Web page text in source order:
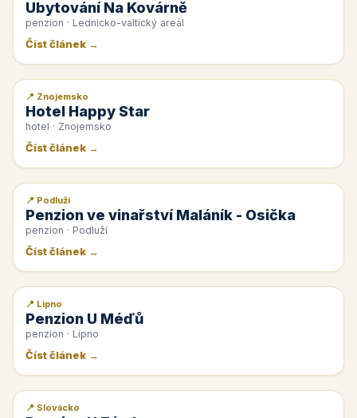
Ubytování Na Kovárně
penzion · Lednicko-valtický areál
Číst článek →
📰 PR článek
📍 Znojemsko
Hotel Happy Star
hotel · Znojemsko
Číst článek →
📰 PR článek
📍 Podluží
Penzion ve vinařství Maláník - Osička
penzion · Podluží
Číst článek →
📰 PR článek
📍 Lipno
Penzion U Méďů
penzion · Lipno
Číst článek →
📰 PR článek
📍 Slovácko